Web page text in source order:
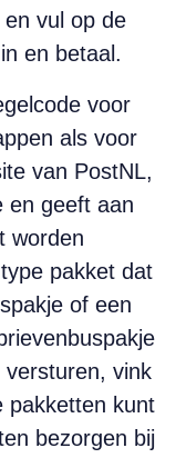
vul op de
en betaal.
voor
als voor
van PostNL,
en geeft aan
worden
pakket dat
of een
vink
pakketten kunt
bezorgen bij